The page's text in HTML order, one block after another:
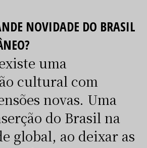
NOVIDADE DO BRASIL
uma
cultural com
novas. Uma
do Brasil na
global, ao deixar as